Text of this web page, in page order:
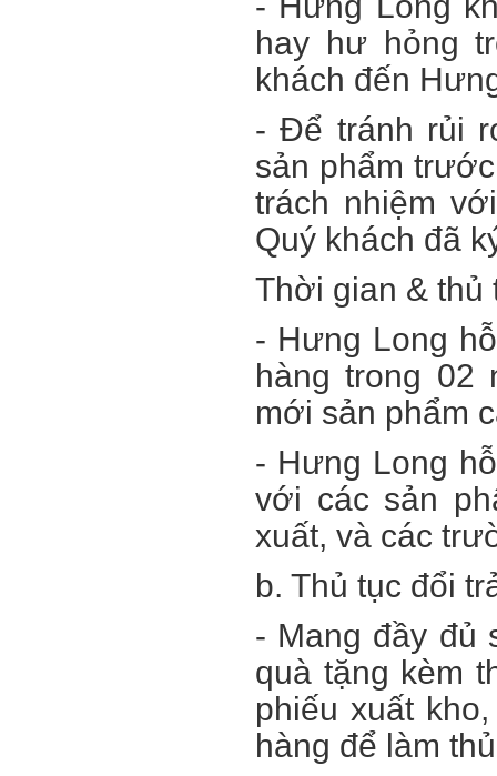
hay hư hỏng
khách đến
- Để tránh rủi
sản phẩm
trách nhiệm
Quý khách đã
Thời gian & thủ
- Hưng Long
hàng trong 02
mới sản phẩm
- Hưng Long
với các sản
xuất, và các
b. Thủ tục đổi
- Mang đầy đủ
quà tặng kèm
phiếu xuất
hàng để làm